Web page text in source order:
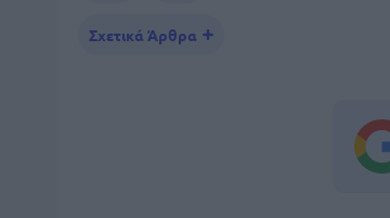
Σχετικά Άρθρα